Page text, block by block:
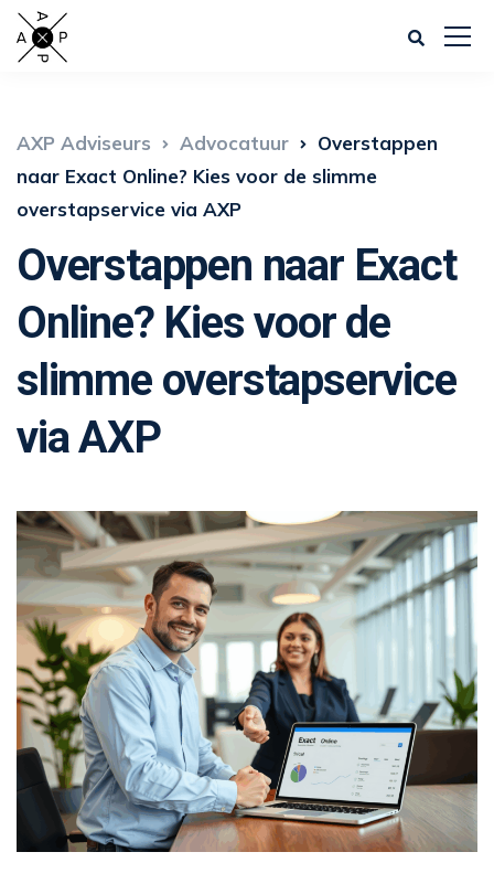
AXP Adviseurs Advocatuur
Overstappen
naar Exact Online? Kies voor de slimme
overstapservice via AXP
Overstappen naar Exact
Online? Kies voor de
slimme overstapservice
via AXP